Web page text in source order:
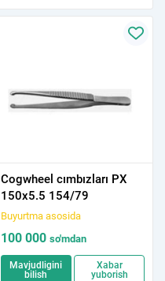
Cogwheel cımbızları PX
150x5.5 154/79
Buyurtma asosida
100 000 so'mdan
Mavjudligini
bilish
Xabar
yuborish